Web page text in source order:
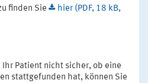
finden Sie
hier (PDF, 18 kB,
Patient nicht sicher, ob eine
stattgefunden hat, können Sie